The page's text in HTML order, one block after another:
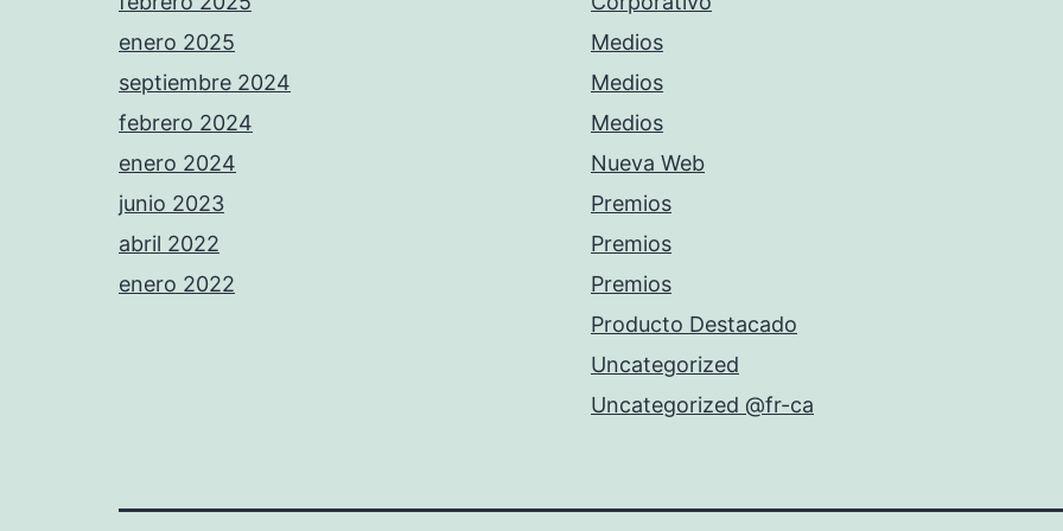
enero 2025
septiembre 2024
febrero 2024
enero 2024
junio 2023
abril 2022
enero 2022
Medios
Medios
Medios
Nueva Web
Premios
Premios
Premios
Producto Destacado
Uncategorized
Uncategorized @fr-ca